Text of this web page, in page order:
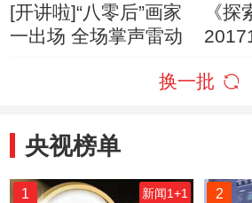
[开讲啦]“八零后”画家
一出场 全场掌声雷动
《探
（上）
换一批
央视榜单
1 新闻1+1 2